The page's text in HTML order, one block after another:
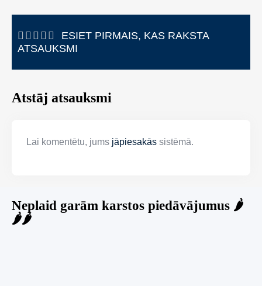
ESIET PIRMAIS, KAS RAKSTA
ATSAUKSMI
Atstāj atsauksmi
Lai komentētu, jums jāpiesakās sistēmā.
Neplaid garām karstos piedāvājumus 🌶️
🌶️🌶️